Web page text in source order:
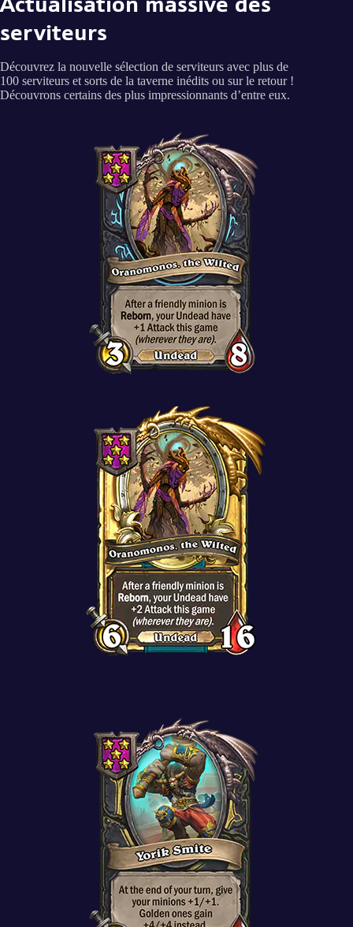
serviteurs
Découvrez la nouvelle sélection de serviteurs avec plus de
100 serviteurs et sorts de la taverne inédits ou sur le retour !
Découvrons certains des plus impressionnants d’entre eux.